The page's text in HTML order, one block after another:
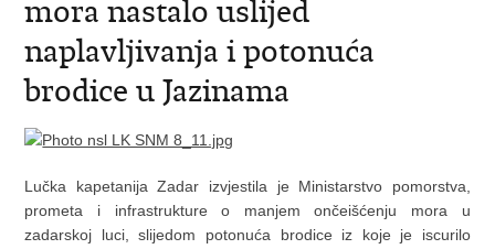
mora nastalo uslijed
naplavljivanja i potonuća
brodice u Jazinama
Lučka kapetanija Zadar izvjestila je Ministarstvo pomorstva,
prometa i infrastrukture o manjem ončeišćenju mora u
zadarskoj luci, slijedom potonuća brodice iz koje je iscurilo